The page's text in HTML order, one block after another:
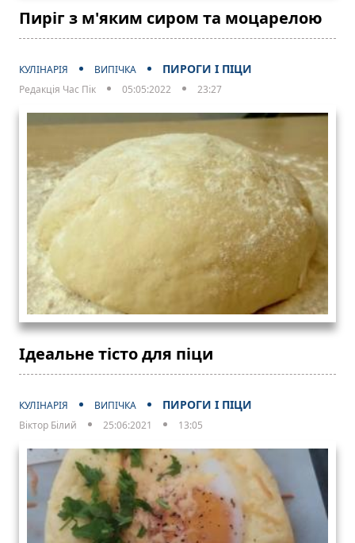
Пиріг з м'яким сиром та моцарелою
КУЛІНАРІЯ ВИПІЧКА ПИРОГИ І ПІЦИ
Редакція Час Пік 05:05:2022 23:27
Ідеальне тісто для піци
КУЛІНАРІЯ ВИПІЧКА ПИРОГИ І ПІЦИ
Віктор Білий 25:06:2021 13:05